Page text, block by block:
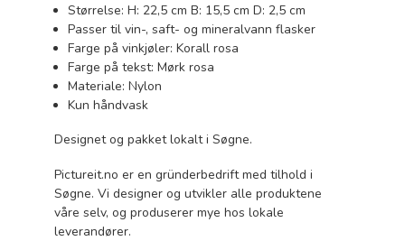
Størrelse: H: 22,5 cm B: 15,5 cm D: 2,5 cm
Passer til vin-, saft- og mineralvann flasker
Farge på vinkjøler: Korall rosa
Farge på tekst: Mørk rosa
Materiale: Nylon
Kun håndvask
Designet og pakket lokalt i Søgne.
Pictureit.no er en gründerbedrift med tilhold i
Søgne. Vi designer og utvikler alle produktene
våre selv, og produserer mye hos lokale
leverandører.